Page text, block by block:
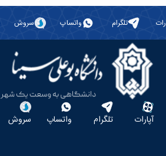
تلگرام واتساپ سروش
آپارات تلگرام واتساپ سروش